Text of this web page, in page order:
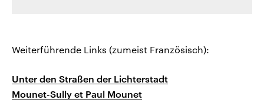
Weiterführende Links (zumeist Französisch):
Unter den Straßen der Lichterstadt
Mounet-Sully et Paul Mounet